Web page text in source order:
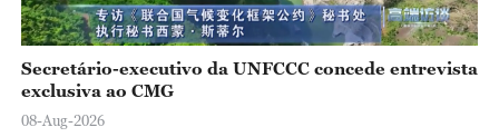
Secretário-executivo da UNFCCC concede entrevista
exclusiva ao CMG
08-Aug-2026